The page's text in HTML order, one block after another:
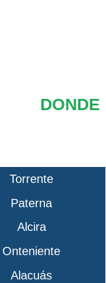
DONDE
Torrente
Paterna
Alcira
Onteniente
Alacuás